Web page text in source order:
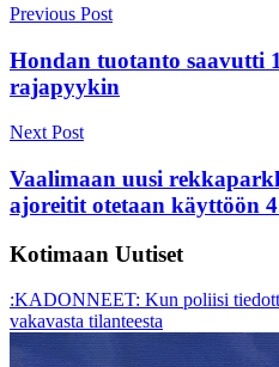
Post
navigation
Previous Post
Hondan tuotanto saavutti
rajapyykin
Next Post
Vaalimaan uusi
ajoreitit otetaan käyttöön
Kotimaan Uutiset
:KADONNEET: Kun poliisi
vakavasta tilanteesta